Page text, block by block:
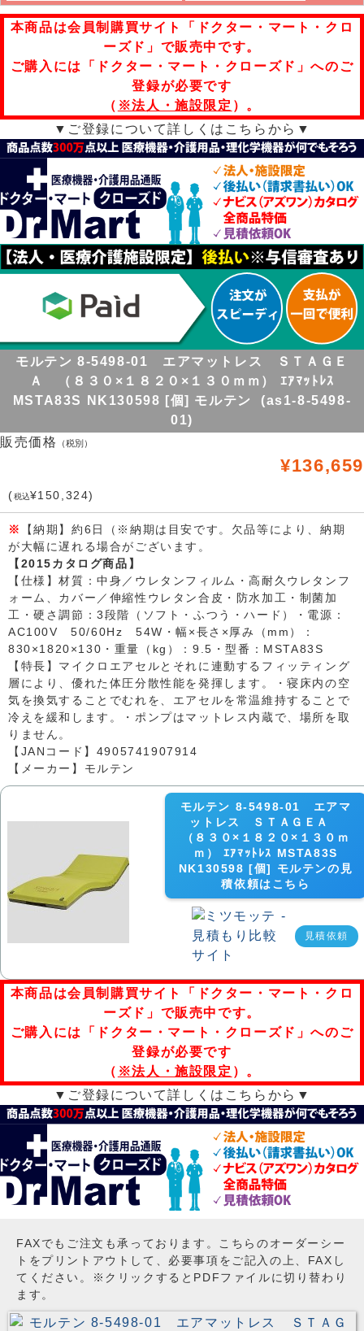
本商品は会員制購買サイト「ドクター・マート・クロ
ーズド」で販売中です。
ご購入には「ドクター・マート・クローズド」へのご
登録が必要です
（ ※法人・施設限定 ）。
▼ご登録について詳しくはこちらから▼
モルテン 8-5498-01 エアマットレス ＳＴＡＧＥ
Ａ （８３０×１８２０×１３０ｍｍ） ｴｱﾏｯﾄﾚｽ
MSTA83S NK130598 [個] モルテン (as1-8-5498-
01)
販売価格
（税別）
¥136,659
(税込¥150,324)
※
【納期】約6日（※納期は目安です。欠品等により、納期
が大幅に遅れる場合がございます。
【2015カタログ商品】
【仕様】材質：中身／ウレタンフィルム・高耐久ウレタンフ
ォーム、カバー／伸縮性ウレタン合皮・防水加工・制菌加
工・硬さ調節：3段階（ソフト・ふつう・ハード）・電源：
AC100V 50/60Hz 54W・幅×長さ×厚み（mm）：
830×1820×130・重量（kg）：9.5・型番：MSTA83S
【特長】マイクロエアセルとそれに連動するフィッティング
層により、優れた体圧分散性能を発揮します。・寝床内の空
気を換気することでむれを、エアセルを常温維持することで
冷えを緩和します。・ポンプはマットレス内蔵で、場所を取
りません。
【JANコード】4905741907914
【メーカー】モルテン
モルテン 8-5498-01 エアマ
ットレス ＳＴＡＧＥＡ
（８３０×１８２０×１３０ｍ
ｍ） ｴｱﾏｯﾄﾚｽ MSTA83S
NK130598 [個] モルテンの見
積依頼はこちら
見積依頼
本商品は会員制購買サイト「ドクター・マート・クロ
ーズド」で販売中です。
ご購入には「ドクター・マート・クローズド」へのご
登録が必要です
（ ※法人・施設限定 ）。
▼ご登録について詳しくはこちらから▼
FAXでもご注文も承っております。こちらのオーダーシー
トをプリントアウトして、必要事項をご記入の上、FAXし
てください。※クリックするとPDFファイルに切り替わり
ます。